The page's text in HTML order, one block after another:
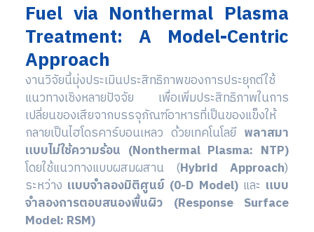
Fuel via Nonthermal Plasma
Treatment: A Model-Centric
Approach
งานวิจัยนี้มุ่งประเมินประสิทธิภาพของการประยุกต์ใช้
แนวทางเชิงหลายปัจจัย เพื่อเพิ่มประสิทธิภาพในการ
เปลี่ยนของเสียจากบรรจุภัณฑ์อาหารที่เป็นของแข็งให้
กลายเป็นไฮโดรคาร์บอนเหลว ด้วยเทคโนโลยี พลาสมา
แบบไม่ใช้ความร้อน (Nonthermal Plasma: NTP)
โดยใช้แนวทางแบบผสมผสาน (Hybrid Approach)
ระหว่าง แบบจำลองมิติศูนย์ (0-D Model)และ แบบ
จำลองการตอบสนองพื้นผิว (Response Surface
Model: RSM)